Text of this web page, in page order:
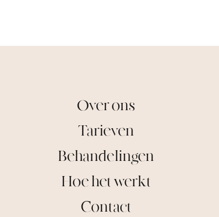
Over ons
Tarieven
Behandelingen
Hoe het werkt
Contact